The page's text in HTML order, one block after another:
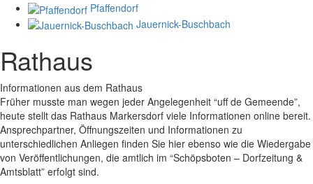
Pfaffendorf
Jauernick-Buschbach
Rathaus
Informationen aus dem Rathaus
Früher musste man wegen jeder Angelegenheit “uff de Gemeende”,
heute stellt das Rathaus Markersdorf viele Informationen online bereit.
Ansprechpartner, Öffnungszeiten und Informationen zu
unterschiedlichen Anliegen finden Sie hier ebenso wie die Wiedergabe
von Veröffentlichungen, die amtlich im “Schöpsboten – Dorfzeitung &
Amtsblatt” erfolgt sind.